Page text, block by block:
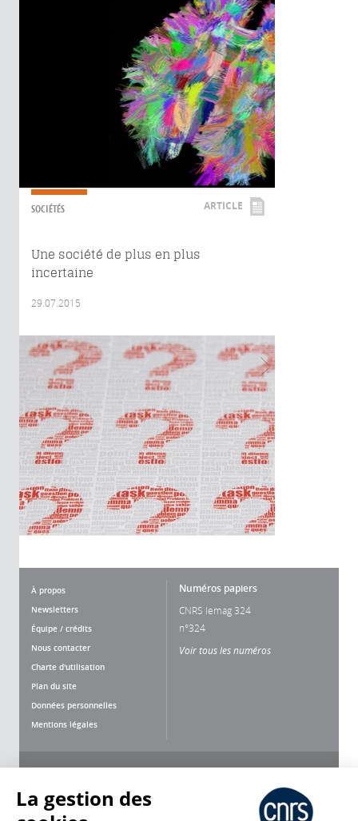
SOCIÉTÉS ARTICLE
Une société de plus en plus
incertaine
29.07.2015
À propos
Newsletters
Équipe / crédits
Nous contacter
Charte d'utilisation
Plan du site
Données personnelles
Mentions légales
Numéros papiers
CNRS lemag 324
n°324
Voir tous les numéros
La gestion des